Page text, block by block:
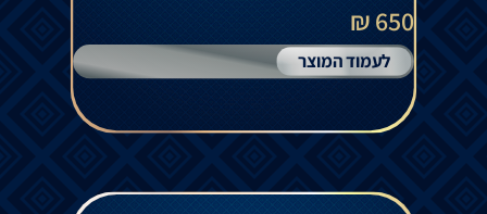
650 ₪
לעמוד המוצר